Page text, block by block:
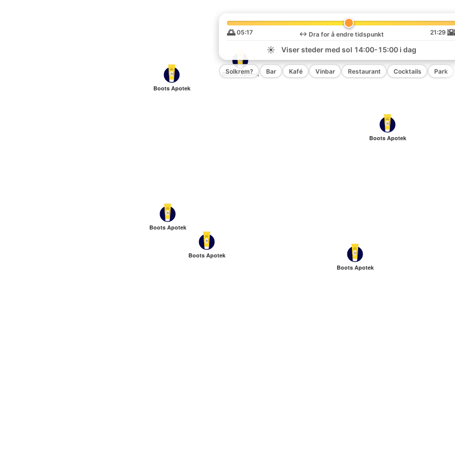
Boots Apotek
Boots Apotek
Boots Apotek
Boots Apotek
Boots Apotek
Boots Apotek
🌅 05:17 ↔️ Dra for å endre tidspunkt 21:29 🌇
☀️
Viser steder med sol 14:00-15:00i dag
Solkrem? Bar Kafé Vinbar Restaurant Cocktails Park